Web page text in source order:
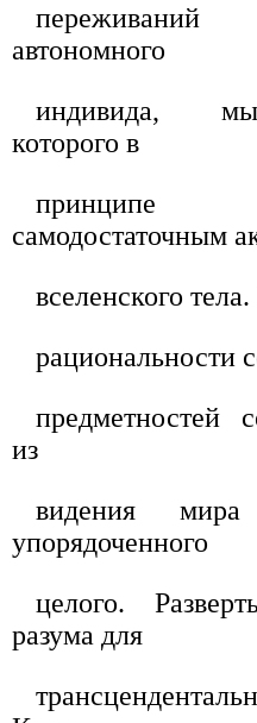
автономного
индивида,
которого в
принципе
самодостаточным
вселенского
рациональности
предметностей
из
видения мира
упорядоченного
целого.
разума для